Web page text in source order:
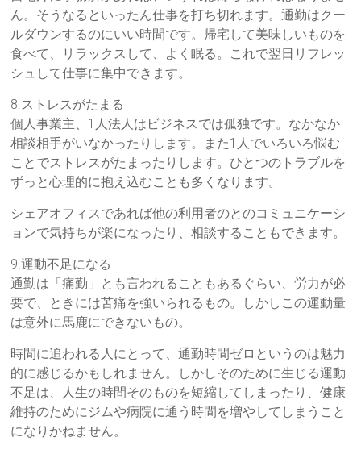
ん。そうなるといったん仕事を打ち切れます。通勤はクー
ルダウンするのにいい時間です。帰宅して美味しいものを
食べて、リラックスして、よく眠る。これで翌日リフレッ
シュして仕事に集中できます。
8.ストレスがたまる
個人事業主、1人法人はビジネスでは孤独です。なかなか
相談相手がいなかったりします。また1人でいろいろ悩む
ことでストレスがたまったりします。ひとつのトラブルを
ずっと心理的に抱え込むことも多くなります。
シェアオフィスであれば他の利用者のとのコミュニケーシ
ョンで気持ちが楽になったり、相談することもできます。
9.運動不足になる
通勤は「痛勤」とも言われることもあるぐらい、労力が必
要で、ときには苦痛を強いられるもの。しかしこの運動量
は意外に馬鹿にできないもの。
時間に追われる人にとって、通勤時間ゼロというのは魅力
的に感じるかもしれません。しかしそのために生じる運動
不足は、人生の時間そのものを短縮してしまったり、健康
維持のためにジムや病院に通う時間を増やしてしまうこと
になりかねません。